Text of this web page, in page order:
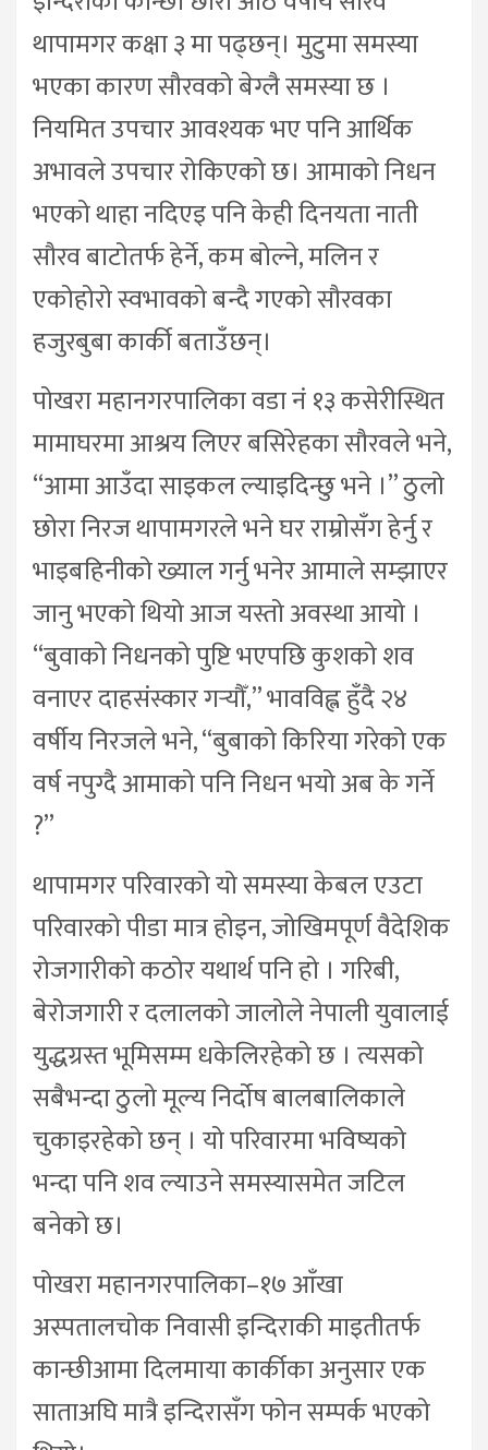
थापामगर कक्षा ३ मा पढ्छन्। मुटुमा समस्या
भएका कारण सौरवको बेग्लै समस्या छ ।
नियमित उपचार आवश्यक भए पनि आर्थिक
अभावले उपचार रोकिएको छ। आमाको निधन
भएको थाहा नदिएइ पनि केही दिनयता नाती
सौरव बाटोतर्फ हेर्ने, कम बोल्ने, मलिन र
एकोहोरो स्वभावको बन्दै गएको सौरवका
हजुरबुबा कार्की बताउँछन्।
पोखरा महानगरपालिका वडा नं १३ कसेरीस्थित
मामाघरमा आश्रय लिएर बसिरेहका सौरवले भने,
“आमा आउँदा साइकल ल्याइदिन्छु भने ।” ठुलो
छोरा निरज थापामगरले भने घर राम्रोसँग हेर्नु र
भाइबहिनीको ख्याल गर्नु भनेर आमाले सम्झाएर
जानु भएको थियो आज यस्तो अवस्था आयो ।
“बुवाको निधनको पुष्टि भएपछि कुशको शव
वनाएर दाहसंस्कार गर्‍यौँ,” भावविह्ल हुँदै २४
वर्षीय निरजले भने, “बुबाको किरिया गरेको एक
वर्ष नपुग्दै आमाको पनि निधन भयो अब के गर्ने
?”
थापामगर परिवारको यो समस्या केबल एउटा
परिवारको पीडा मात्र होइन, जोखिमपूर्ण वैदेशिक
रोजगारीको कठोर यथार्थ पनि हो । गरिबी,
बेरोजगारी र दलालको जालोले नेपाली युवालाई
युद्धग्रस्त भूमिसम्म धकेलिरहेको छ । त्यसको
सबैभन्दा ठुलो मूल्य निर्दोष बालबालिकाले
चुकाइरहेको छन् । यो परिवारमा भविष्यको
भन्दा पनि शव ल्याउने समस्यासमेत जटिल
बनेको छ।
पोखरा महानगरपालिका–१७ आँखा
अस्पतालचोक निवासी इन्दिराकी माइतीतर्फ
कान्छीआमा दिलमाया कार्कीका अनुसार एक
साताअघि मात्रै इन्दिरासँग फोन सम्पर्क भएको